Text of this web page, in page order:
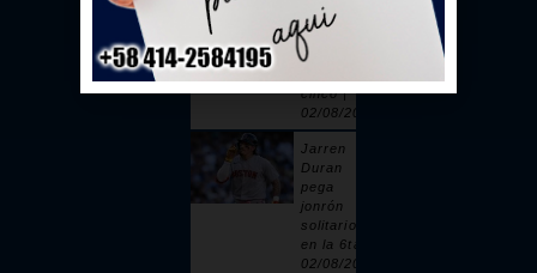
Alcántara
cuelga 6
ceros y
cinco |
02/08/2026
Jarren
Duran
pega
jonrón
solitario
en la 6ta |
02/08/2026